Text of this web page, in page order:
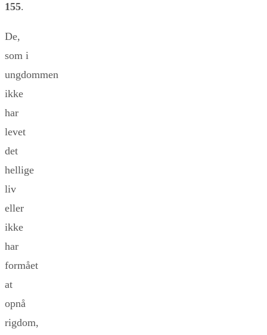
155.
De,
som i
ungdommen
ikke
har
levet
det
hellige
liv
eller
ikke
har
formået
at
opnå
rigdom,